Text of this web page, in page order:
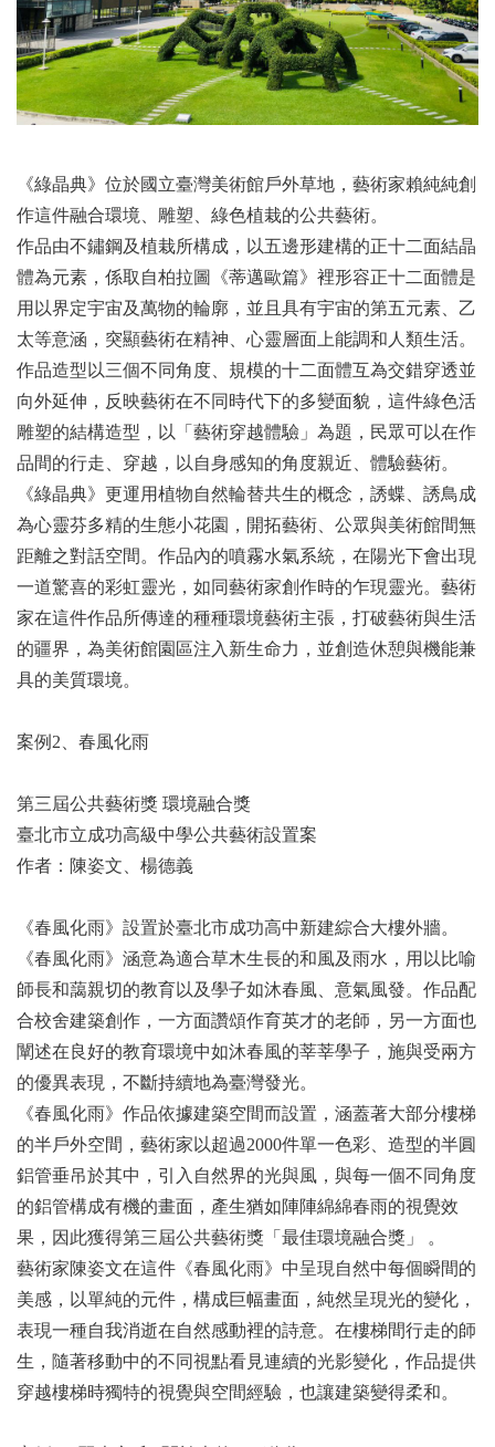
《綠晶典》位於國立臺灣美術館戶外草地，藝術家賴純純創
作這件融合環境、雕塑、綠色植栽的公共藝術。
作品由不鏽鋼及植栽所構成，以五邊形建構的正十二面結晶
體為元素，係取自柏拉圖《蒂邁歐篇》裡形容正十二面體是
用以界定宇宙及萬物的輪廓，並且具有宇宙的第五元素、乙
太等意涵，突顯藝術在精神、心靈層面上能調和人類生活。
作品造型以三個不同角度、規模的十二面體互為交錯穿透並
向外延伸，反映藝術在不同時代下的多變面貌，這件綠色活
雕塑的結構造型，以「藝術穿越體驗」為題，民眾可以在作
品間的行走、穿越，以自身感知的角度親近、體驗藝術。
《綠晶典》更運用植物自然輪替共生的概念，誘蝶、誘鳥成
為心靈芬多精的生態小花園，開拓藝術、公眾與美術館間無
距離之對話空間。作品內的噴霧水氣系統，在陽光下會出現
一道驚喜的彩虹靈光，如同藝術家創作時的乍現靈光。藝術
家在這件作品所傳達的種種環境藝術主張，打破藝術與生活
的疆界，為美術館園區注入新生命力，並創造休憩與機能兼
具的美質環境。
案例2、春風化雨
第三屆公共藝術獎 環境融合獎
臺北市立成功高級中學公共藝術設置案
作者：陳姿文、楊德義
《春風化雨》設置於臺北市成功高中新建綜合大樓外牆。
《春風化雨》涵意為適合草木生長的和風及雨水，用以比喻
師長和藹親切的教育以及學子如沐春風、意氣風發。作品配
合校舍建築創作，一方面讚頌作育英才的老師，另一方面也
闡述在良好的教育環境中如沐春風的莘莘學子，施與受兩方
的優異表現，不斷持續地為臺灣發光。
《春風化雨》作品依據建築空間而設置，涵蓋著大部分樓梯
的半戶外空間，藝術家以超過2000件單一色彩、造型的半圓
鋁管垂吊於其中，引入自然界的光與風，與每一個不同角度
的鋁管構成有機的畫面，產生猶如陣陣綿綿春雨的視覺效
果，因此獲得第三屆公共藝術獎「最佳環境融合獎」 。
藝術家陳姿文在這件《春風化雨》中呈現自然中每個瞬間的
美感，以單純的元件，構成巨幅畫面，純然呈現光的變化，
表現一種自我消逝在自然感動裡的詩意。在樓梯間行走的師
生，隨著移動中的不同視點看見連續的光影變化，作品提供
穿越樓梯時獨特的視覺與空間經驗，也讓建築變得柔和。